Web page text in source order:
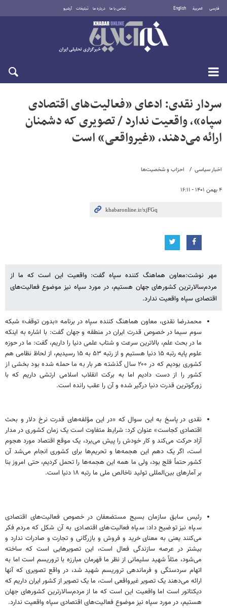
فارسی العربية English تماس با ما درباره ما تبلیغات آرشیو
جمعه ۱۶ مرداد ۱۴۰۵
اخبار سیاسی احزاب و شخصیت‌ها
۴ بهمن ۱۴۰۱ - ۱۶:۱۱
سردار نقدی: ادعای «فعالیت‌های اقتصادی
سپاه»، واقعیت ندارد / تصویری که دشمنان
ارائه می‌دهند، «غیرواقعی» است
مهر نوشت:معاون هماهنگ کننده سپاه گفت: واقعیت این است که ما از
مردم‌سالارترین کشورهای جهان هستیم، در مورد سپاه نیز موضوع فعالیت‌های
اقتصادی سپاه واقعیت ندارد.
محمدرضا نقدی، معاون هماهنگ کننده سپاه در برنامه «بدون توقف» شبکه
سوم سیما در خصوص قدرت ایران در منطقه و جهان گفت: با اشاره به اینکه
ما در بحث علم، بالاترین سرعت و شتاب علمی دنیا را داریم، گفت: ما در حوزه
علوم پایه رتبه ۱۵ دنیا هستیم و از رتبه ۵۳ به ۱۵ رسیدیم، از لحاظ نظامی هم
کشوری بودیم که در ۲۰۰ سال گذشته هر بار به ما حمله شده بود بخشی از
کشور را از دست دادیم اما به برکت انقلاب اسلامی ارتشی داریم که با
زورگوترین قدرت دنیا درگیر شده و آن را عقب رانده است.
نقدی در پاسخ به این سوال که «در این مؤلفه‌های قدرت نرخ دلار و بحث
اقتصادی کجاست» عنوان کرد: شرایط متفاوت است یک زمان کشوری در مدار
آزاد حرکت می‌کند و کار خودش را پیش می‌برد، یک موقع اقتصاد مورد هجوم
است، اگر یک دهم این هجمه‌ها و تحریم‌ها برای کشوری انجام می‌شد آن
کشور حتماً فلج بود، ولی ما همه این هجمه‌ها را تحمل کردیم، حتی امروز بنا
بر آمارهای بین‌المللی تولید ناخالص ملی ما رتبه ۱۸ دنیا است.
رئیس سابق سازمان بسیج مستضعفان در خصوص فعالیت‌های اقتصادی
سپاه نیز توضیح داد: سپاه فعالیت‌های اقتصادی به آن شکل که مردم فکر
می‌کنند یعنی به معنای خرید و فروش و بازرگانی و تجارت و صادرات ندارد و
بیشتر در عرصه سازندگی فعال است، این تصویرهایی است که ساخته
می‌شود، مثلاً شهید سلیمانی از نظر ما قهرمان مبارزه با تروریسم است اما به
اتهام سردستگی و فرماندهی تروریسم شهید شد، در واقع تصویری که آنها
ارائه می‌دهند یک تصویر غیرواقعی است، ما یک تصویر از کشور ایران داریم که
دیکتاتور است اما واقعیت این است که ما از مردم‌سالارترین کشورهای جهان
هستیم، در مورد سپاه نیز موضوع فعالیت‌های اقتصادی سپاه واقعیت ندارد.